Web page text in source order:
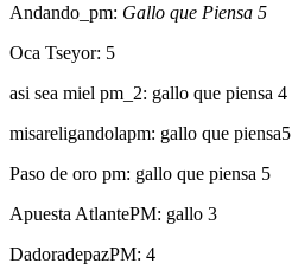
Andando_pm: Gallo que Piensa 5
Oca Tseyor: 5
asi sea miel pm_2: gallo que piensa 4
misareligandolapm: gallo que piensa5
Paso de oro pm: gallo que piensa 5
Apuesta AtlantePM: gallo 3
DadoradepazPM: 4